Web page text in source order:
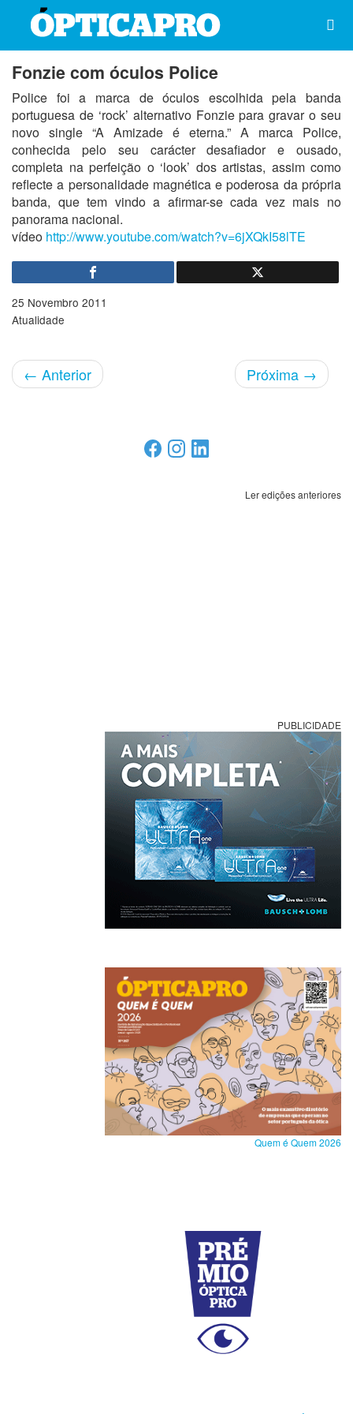
Fonzie com óculos Police
Police foi a marca de óculos escolhida pela banda
portuguesa de ‘rock’ alternativo Fonzie para gravar o seu
novo single “A Amizade é eterna.” A marca Police,
conhecida pelo seu carácter desafiador e ousado,
completa na perfeição o ‘look’ dos artistas, assim como
reflecte a personalidade magnética e poderosa da própria
banda, que tem vindo a afirmar-se cada vez mais no
panorama nacional.
vídeo http://www.youtube.com/watch?v=6jXQkI58lTE
25 Novembro 2011
Atualidade
← Anterior Próxima →
Ler edições anteriores
PUBLICIDADE
Quem é Quem 2026